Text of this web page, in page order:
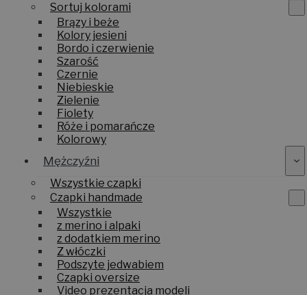
Sortuj kolorami
Brązy i beże
Kolory jesieni
Bordo i czerwienie
Szarość
Czernie
Niebieskie
Zielenie
Fiolety
Róże i pomarańcze
Kolorowy
Mężczyźni
Wszystkie czapki
Czapki handmade
Wszystkie
z merino i alpaki
z dodatkiem merino
Z włóczki
Podszyte jedwabiem
Czapki oversize
Video prezentacja modeli